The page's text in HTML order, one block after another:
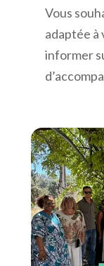
Vous
adaptée à
informer